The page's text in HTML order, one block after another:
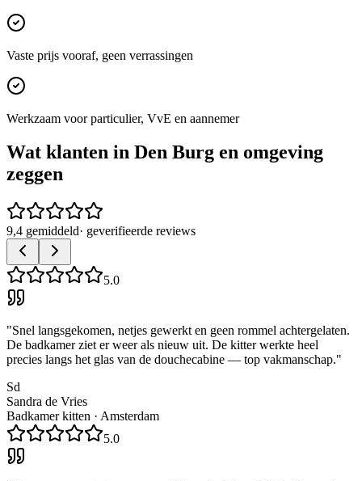
Vaste prijs vooraf, geen verrassingen
Werkzaam voor particulier, VvE en aannemer
Wat klanten in Den Burg en omgeving
zeggen
9,4 gemiddeld· geverifieerde reviews
5.0
"Snel langsgekomen, netjes gewerkt en geen rommel achtergelaten.
De badkamer ziet er weer als nieuw uit. De kitter werkte heel
precies langs het glas van de douchecabine — top vakmanschap."
Sd
Sandra de Vries
Badkamer kitten · Amsterdam
5.0